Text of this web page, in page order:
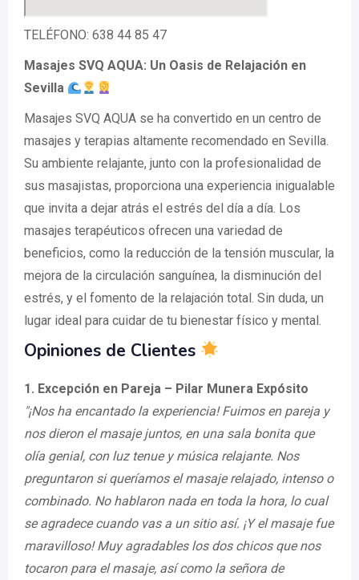
TELÉFONO: 638 44 85 47
Masajes SVQ AQUA: Un Oasis de Relajación en
Sevilla
Masajes SVQ AQUA se ha convertido en un centro de
masajes y terapias altamente recomendado en Sevilla.
Su ambiente relajante, junto con la profesionalidad de
sus masajistas, proporciona una experiencia inigualable
que invita a dejar atrás el estrés del día a día. Los
masajes terapéuticos ofrecen una variedad de
beneficios, como la reducción de la tensión muscular, la
mejora de la circulación sanguínea, la disminución del
estrés, y el fomento de la relajación total. Sin duda, un
lugar ideal para cuidar de tu bienestar físico y mental.
Opiniones de Clientes
1. Excepción en Pareja – Pilar Munera Expósito
"¡Nos ha encantado la experiencia! Fuimos en pareja y
nos dieron el masaje juntos, en una sala bonita que
olía genial, con luz tenue y música relajante. Nos
preguntaron si queríamos el masaje relajado, intenso o
combinado. No hablaron nada en toda la hora, lo cual
se agradece cuando vas a un sitio así. ¡Y el masaje fue
maravilloso! Muy agradables los dos chicos que nos
tocaron para el masaje, así como la señora de